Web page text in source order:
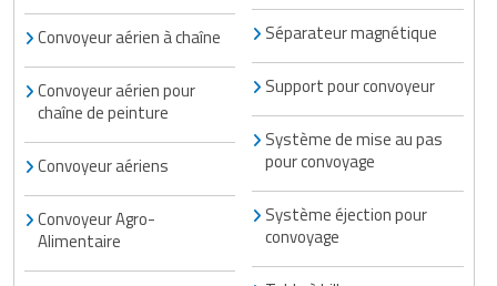
Convoyeur aérien à chaîne
Convoyeur aérien pour
chaîne de peinture
Convoyeur aériens
Convoyeur Agro-
Alimentaire
Séparateur magnétique
Support pour convoyeur
Système de mise au pas
pour convoyage
Système éjection pour
convoyage